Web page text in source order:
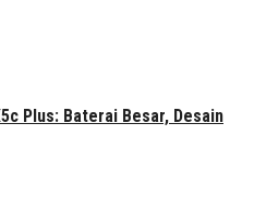
Plus: Baterai Besar, Desain